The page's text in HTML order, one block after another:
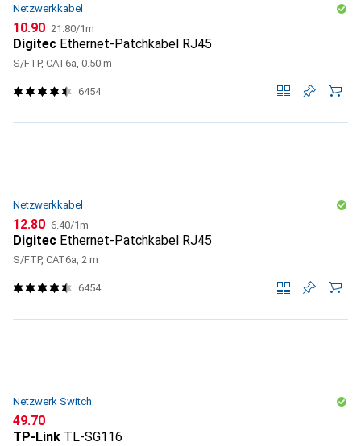
Netzwerkkabel
CHF
10.90 CHF
21.80/1m
Digitec Ethernet-Patchkabel RJ45
S/FTP, CAT6a, 0.50 m
6454
Netzwerkkabel
CHF
12.80 CHF
6.40/1m
Digitec Ethernet-Patchkabel RJ45
S/FTP, CAT6a, 2 m
6454
Netzwerk Switch
CHF
49.70
TP-Link TL-SG116